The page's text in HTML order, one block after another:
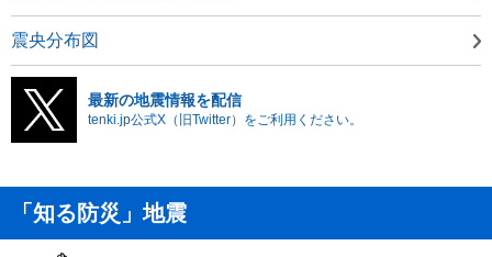
震央分布図
最新の地震情報を配信
tenki.jp公式X（旧Twitter）をご利用ください。
「知る防災」地震